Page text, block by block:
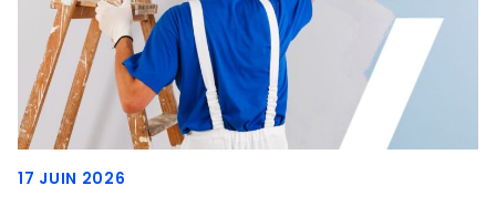
17 JUIN 2026